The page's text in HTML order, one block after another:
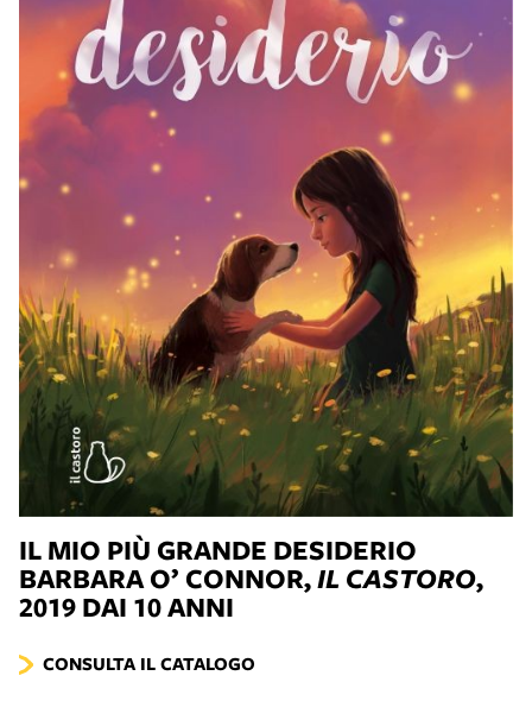
IL MIO PIÙ GRANDE DESIDERIO
BARBARA O’ CONNOR,IL CASTORO,
2019 DAI 10 ANNI
CONSULTA IL CATALOGO